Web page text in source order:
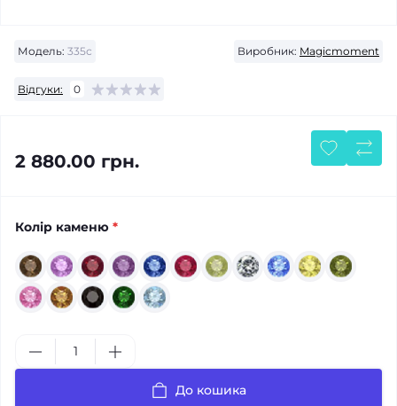
Модель: 335с Виробник: Magicmoment
Відгуки: 0
2 880.00 грн.
Колір каменю *
До кошика